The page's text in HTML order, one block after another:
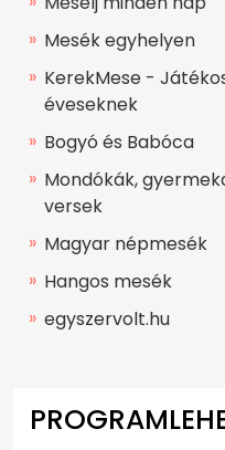
Mesék egyhelyen
KerekMese -
éveseknek
Bogyó és Babóca
Mondókák,
versek
Magyar népmesék
Hangos mesék
egyszervolt.hu